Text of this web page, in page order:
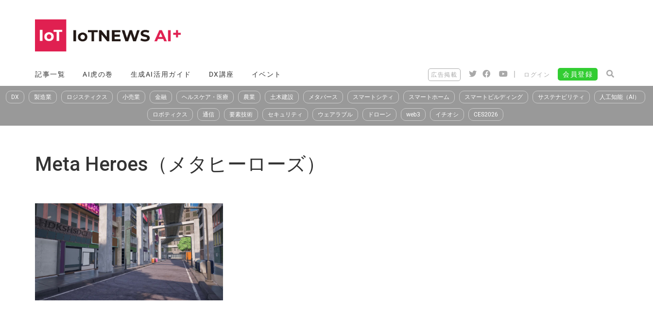
へ
ス
記事一覧 AI虎の巻 生成AI活用ガイド DX講座 イベント 広告掲載 | ログイン 会員登録
DX 製造業 ロジスティクス 小売業 金融 ヘルスケア・医療 農業 土木建設 メタバース スマートシティ スマートホーム スマートビルディング サステナビリティ 人工知能（AI）
ロボティクス 通信 要素技術 セキュリティ ウェアラブル ドローン web3 イチオシ CES2026
Meta Heroes（メタヒーローズ）